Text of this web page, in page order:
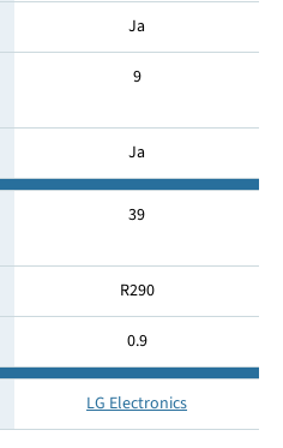
Ja
9
Ja
39
R290
0.9
LG Electronics